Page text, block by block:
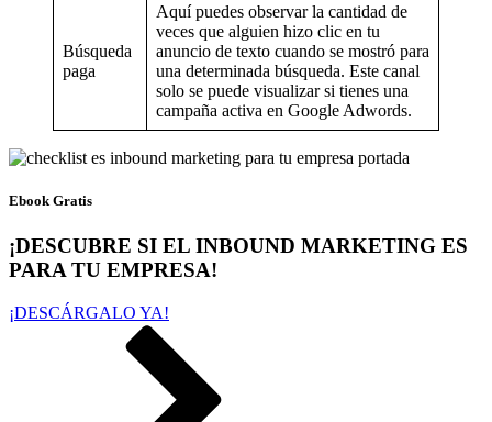
Búsqueda
paga
Aquí puedes observar la cantidad de
veces que alguien hizo clic en tu
anuncio de texto cuando se mostró para
una determinada búsqueda. Este canal
solo se puede visualizar si tienes una
campaña activa en Google Adwords.
Ebook Gratis
¡DESCUBRE SI EL INBOUND MARKETING ES
PARA TU EMPRESA!
¡DESCÁRGALO YA!